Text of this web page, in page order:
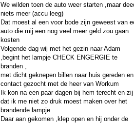
We wilden toen de auto weer starten ,maar
niets meer (accu leeg)
Dat moest al een voor bode zijn geweest van
auto die mij een nog veel meer geld zou gaan
kosten
Volgende dag wij met het gezin naar Adam
,begint het lampje CHECK ENGERGIE te
branden ,
met dicht geknepen billen naar huis gereden en
contact gezocht met de heer van Workum
Ik kon na een paar dagen bij hem terecht en zij
dat ik me niet zo druk moest maken over het
brandende lampje
Daar aan gekomen ,klep open en hij onder de